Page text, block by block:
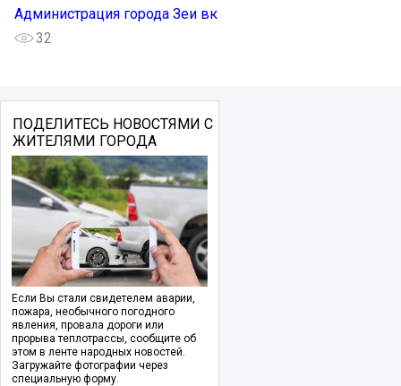
Администрация города Зеи вк
32
ПОДЕЛИТЕСЬ НОВОСТЯМИ С
ЖИТЕЛЯМИ ГОРОДА
Если Вы стали свидетелем аварии,
пожара, необычного погодного
явления, провала дороги или
прорыва теплотрассы, сообщите об
этом в ленте народных новостей.
Загружайте фотографии через
специальную форму.